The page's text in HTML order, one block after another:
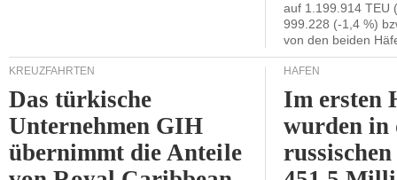
auf 1.199.914 TEU
999.228 (-1,4 %)
von den beiden
KREUZFAHRTEN
Das türkische
Unternehmen GIH
übernimmt die Anteile
HÄFEN
Im ersten
wurden in